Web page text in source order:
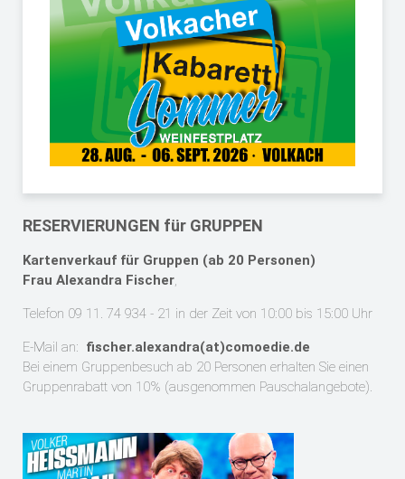
RESERVIERUNGEN für GRUPPEN
Kartenverkauf für Gruppen (ab 20 Personen)
Frau Alexandra Fischer,
Telefon 09 11. 74 934 - 21 in der Zeit von 10:00 bis 15:00 Uhr
E-Mail an: fischer.alexandra(at)comoedie.de
Bei einem Gruppenbesuch ab 20 Personen erhalten Sie einen
Gruppenrabatt von 10% (ausgenommen Pauschalangebote).